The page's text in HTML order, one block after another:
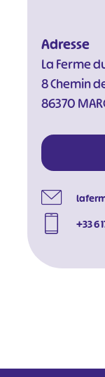
Adresse
La Ferme
8 Chemin
86370
+33 6